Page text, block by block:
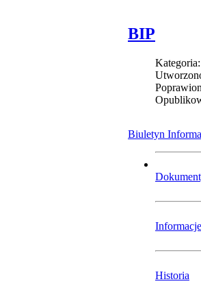
BIP
Kategoria:
Biuletyn
Historia